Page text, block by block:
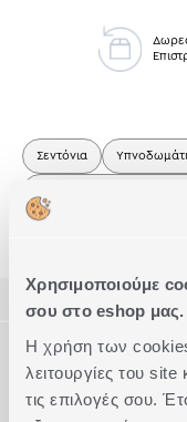
Χρησιμοποιούμε
σου στο eshop μας.
Η χρήση των
λειτουργίες του
τις επιλογές σου.
Σεντόνια
ΠΕΡΙΓΡΑΦΗ
Σετ σεντόνια
κλωστών.
Το σετ περιλαμβάνει
ΤΕΧΝΙΚΑ
Διάσταση